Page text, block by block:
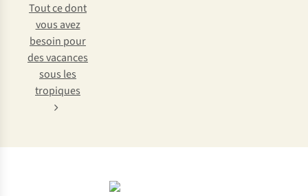
Tout ce dont
vous avez
besoin pour
des vacances
sous les
tropiques